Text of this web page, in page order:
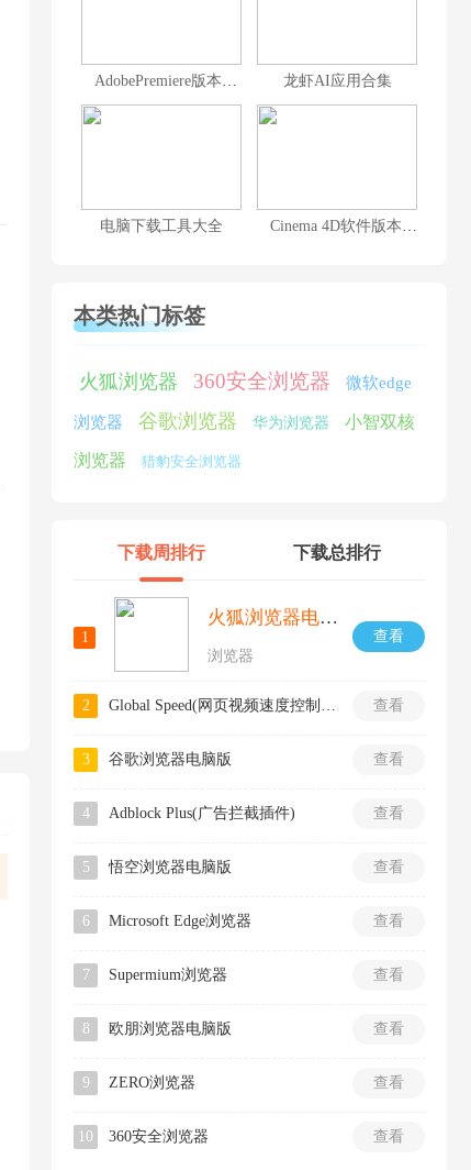
AdobePremiere版本大全 龙虾AI应用合集
电脑下载工具大全 Cinema 4D软件版本大全
本类热门标签
火狐浏览器 360安全浏览器 微软edge
浏览器 谷歌浏览器 华为浏览器 小智双核
浏览器 猎豹安全浏览器
下载周排行 下载总排行
1 查看
火狐浏览器电脑版
浏览器
2 查看
Global Speed(网页视频速度控制插件)
3 查看
谷歌浏览器电脑版
4 查看
Adblock Plus(广告拦截插件)
5 查看
悟空浏览器电脑版
6 查看
Microsoft Edge浏览器
7 查看
Supermium浏览器
8 查看
欧朋浏览器电脑版
9 查看
ZERO浏览器
10 查看
360安全浏览器